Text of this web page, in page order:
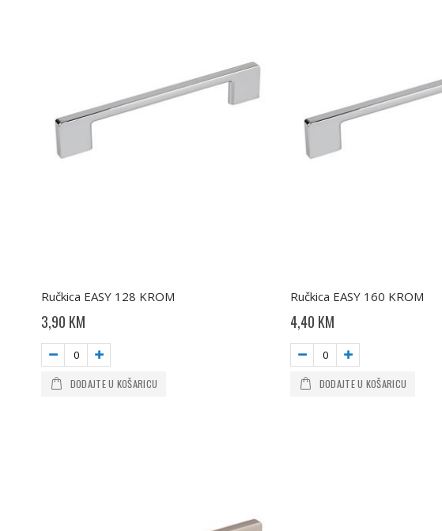
Ručkica EASY 128 KROM
3,90 KM
DODAJTE U KOŠARICU
Ručkica EASY 160 KROM
4,40 KM
DODAJTE U KOŠARICU